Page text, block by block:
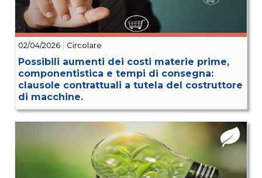
02/04/2026 Circolare
Possibili aumenti dei costi materie prime,
componentistica e tempi di consegna:
clausole contrattuali a tutela del costruttore
di macchine.